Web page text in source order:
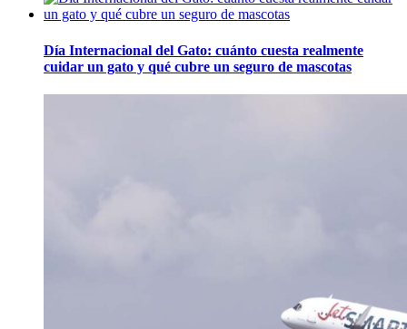
Día Internacional del Gato: cuánto cuesta realmente
cuidar un gato y qué cubre un seguro de mascotas